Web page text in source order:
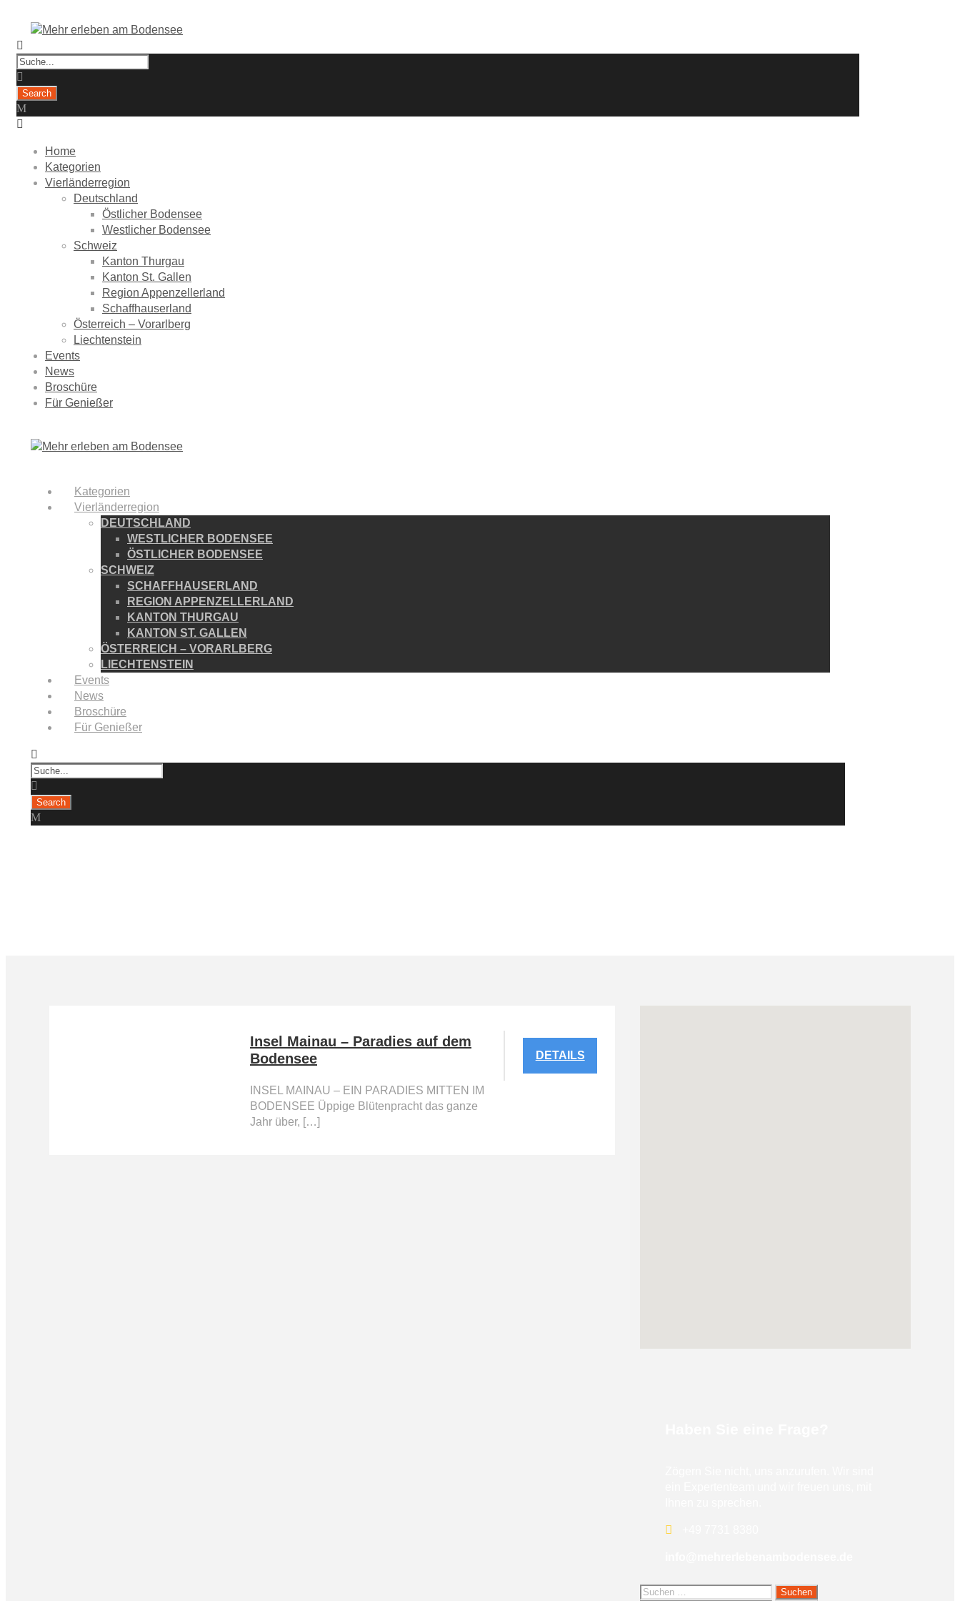
Home
Kategorien
Vierländerregion
Deutschland
Östlicher Bodensee
Westlicher Bodensee
Schweiz
Kanton Thurgau
Kanton St. Gallen
Region Appenzellerland
Schaffhauserland
Österreich – Vorarlberg
Liechtenstein
Events
News
Broschüre
Für Genießer
Kategorien
Vierländerregion
DEUTSCHLAND
WESTLICHER BODENSEE
ÖSTLICHER BODENSEE
SCHWEIZ
SCHAFFHAUSERLAND
REGION APPENZELLERLAND
KANTON THURGAU
KANTON ST. GALLEN
ÖSTERREICH – VORARLBERG
LIECHTENSTEIN
Events
News
Broschüre
Für Genießer
Insel Mainau – Paradies auf dem
Bodensee
INSEL MAINAU – EIN PARADIES MITTEN IM
BODENSEE Üppige Blütenpracht das ganze
Jahr über, […]
DETAILS
Suchen